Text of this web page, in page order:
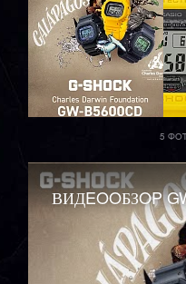
5
ВИДEOOБЗOP